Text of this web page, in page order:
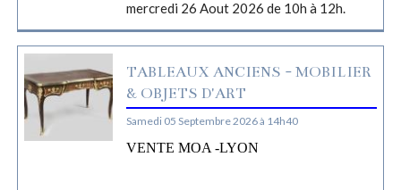
mercredi 26 Aout 2026 de 10h à 12h.
TABLEAUX ANCIENS - MOBILIER
& OBJETS D'ART
Samedi 05 Septembre 2026 à 14h40
VENTE MOA -LYON